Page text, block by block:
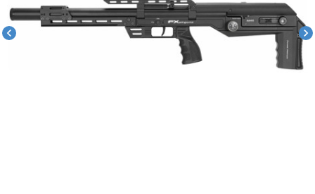
chevron_left chevron_right